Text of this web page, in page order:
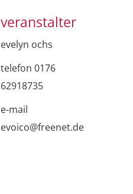
veranstalter
evelyn ochs
telefon 0176
62918735
e-mail
evoico@freenet.de